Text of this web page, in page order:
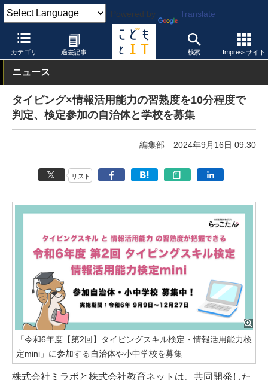
Powered by Translate
カテゴリ 過去記事 検索 Impressサイト
こどもとIT 製品・サービス
ニュース
タイピング×情報活用能力の習熟度を10分程度で
判定、検定参加の自治体と学校を募集
編集部 2024年9月16日 09:30
リスト
「令和6年度【第2回】タイピングスキル検定・情報活用能力検
定mini」に参加する自治体や小中学校を募集
株式会社ミラボと株式会社教育ネットは、共同開発した